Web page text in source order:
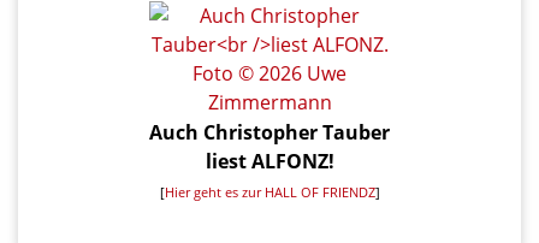
Auch Christopher Tauber
liest ALFONZ!
[Hier geht es zur HALL OF FRIENDZ]